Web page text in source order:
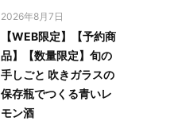
2026年8月7日
【WEB限定】【予約商
品】【数量限定】旬の
手しごと 吹きガラスの
保存瓶でつくる青いレ
モン酒